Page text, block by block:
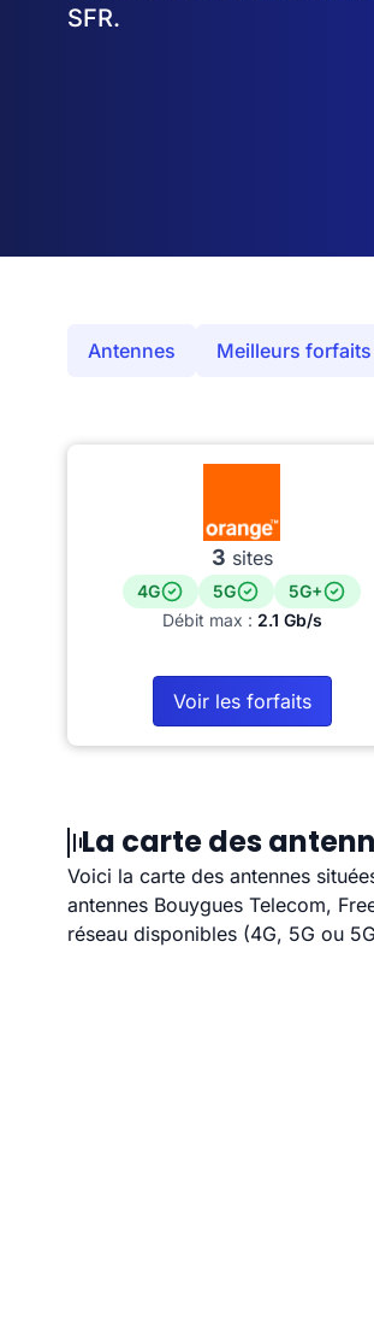
SFR.
Antennes Meilleurs forfaits
3 sites
4G 5G
5G+
Débit max : 2.1 Gb/s
Voir les forfaits
La carte des
Voici la carte des antennes
antennes Bouygues Telecom,
réseau disponibles (4G, 5G ou